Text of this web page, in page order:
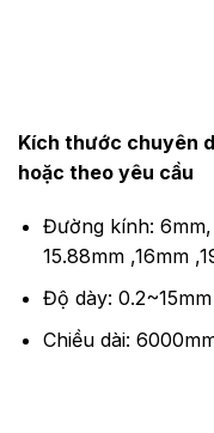
Kích thước chuyên
hoặc theo yêu cầu
Đường kính: 6mm,
15.88mm ,16mm
Độ dày: 0.2~15mm
Chiều dài: